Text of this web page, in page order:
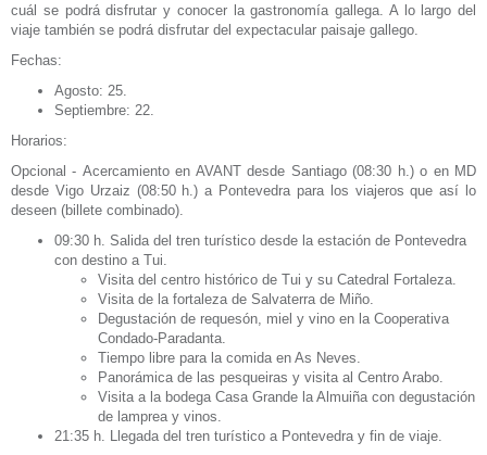
cuál se podrá disfrutar y conocer la gastronomía gallega. A lo largo del
viaje también se podrá disfrutar del expectacular paisaje gallego.
Fechas:
Agosto: 25.
Septiembre: 22.
Horarios:
Opcional - Acercamiento en AVANT desde Santiago (08:30 h.) o en MD
desde Vigo Urzaiz (08:50 h.) a Pontevedra para los viajeros que así lo
deseen (billete combinado).
09:30 h. Salida del tren turístico desde la estación de Pontevedra
con destino a Tui.
Visita del centro histórico de Tui y su Catedral Fortaleza.
Visita de la fortaleza de Salvaterra de Miño.
Degustación de requesón, miel y vino en la Cooperativa
Condado-Paradanta.
Tiempo libre para la comida en As Neves.
Panorámica de las pesqueiras y visita al Centro Arabo.
Visita a la bodega Casa Grande la Almuiña con degustación
de lamprea y vinos.
21:35 h. Llegada del tren turístico a Pontevedra y fin de viaje.